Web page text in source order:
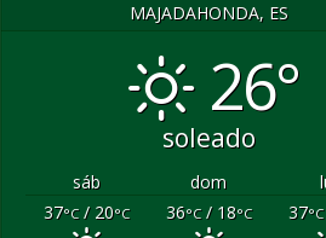
MAJADAHONDA, ES
26°
soleado
sáb dom
37°C/ 20°C 36°C/ 18°C 37°C